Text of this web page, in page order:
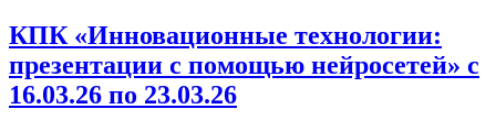
КПК «Инновационные технологии:
презентации с помощью нейросетей» с
16.03.26 по 23.03.26